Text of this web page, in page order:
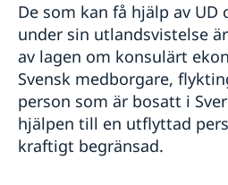
Konsulär service till svenskar
Om du blir sjuk eller skadar
Larmcentraler
Frihetsberövad i utlandet
Bosatt utomlands
Dödsfall utomlands
Efterlevandepension
Advokatlista
De som kan få hjälp av UD
under sin utlandsvistelse
av lagen om konsulärt
Svensk medborgare,
person som är bosatt i
hjälpen till en utflyttad
kraftigt begränsad.